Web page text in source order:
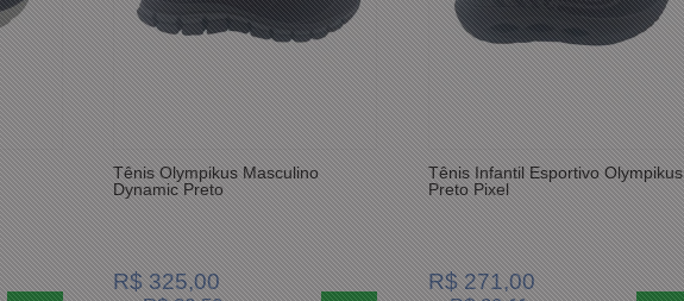
Tênis Olympikus Masculino
Dynamic Preto
R$ 325,00
Tênis Infantil Esportivo Olympikus
Preto Pixel
R$ 271,00